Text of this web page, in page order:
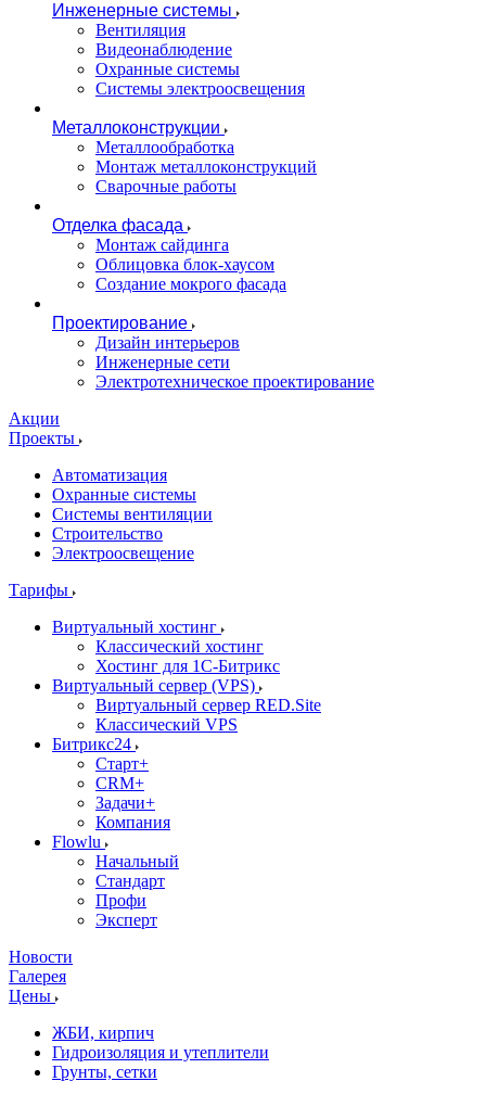
Инженерные системы
Вентиляция
Видеонаблюдение
Охранные системы
Системы электроосвещения
Металлоконструкции
Металлообработка
Монтаж металлоконструкций
Сварочные работы
Отделка фасада
Монтаж сайдинга
Облицовка блок-хаусом
Создание мокрого фасада
Проектирование
Дизайн интерьеров
Инженерные сети
Электротехническое проектирование
Акции
Проекты
Автоматизация
Охранные системы
Системы вентиляции
Строительство
Электроосвещение
Тарифы
Виртуальный хостинг
Классический хостинг
Хостинг для 1С-Битрикс
Виртуальный сервер (VPS)
Виртуальный сервер RED.Site
Классический VPS
Битрикс24
Старт+
CRM+
Задачи+
Компания
Flowlu
Начальный
Стандарт
Профи
Эксперт
Новости
Галерея
Цены
ЖБИ, кирпич
Гидроизоляция и утеплители
Грунты, сетки